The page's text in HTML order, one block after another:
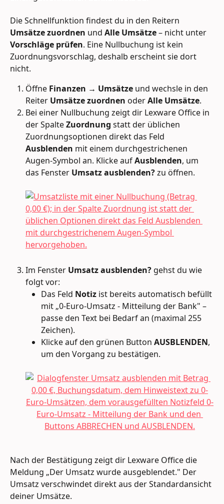
Die Schnellfunktion findest du in den Reitern
Umsätze zuordnen und Alle Umsätze – nicht unter
Vorschläge prüfen. Eine Nullbuchung ist kein
Zuordnungsvorschlag, deshalb erscheint sie dort
nicht.
Öffne Finanzen → Umsätze und wechsle in den
Reiter Umsätze zuordnen oder Alle Umsätze.
Bei einer Nullbuchung zeigt dir Lexware Office in
der Spalte Zuordnung statt der üblichen
Zuordnungsoptionen direkt das Feld
Ausblenden mit einem durchgestrichenen
Augen-Symbol an. Klicke auf Ausblenden, um
das Fenster Umsatz ausblenden? zu öffnen.
Im Fenster Umsatz ausblenden? gehst du wie
folgt vor:
Das Feld Notiz ist bereits automatisch befüllt
mit „0-Euro-Umsatz - Mitteilung der Bank" –
passe den Text bei Bedarf an (maximal 255
Zeichen).
Klicke auf den grünen Button AUSBLENDEN,
um den Vorgang zu bestätigen.
Nach der Bestätigung zeigt dir Lexware Office die
Meldung „Der Umsatz wurde ausgeblendet." Der
Umsatz verschwindet direkt aus der Standardansicht
deiner Umsätze.